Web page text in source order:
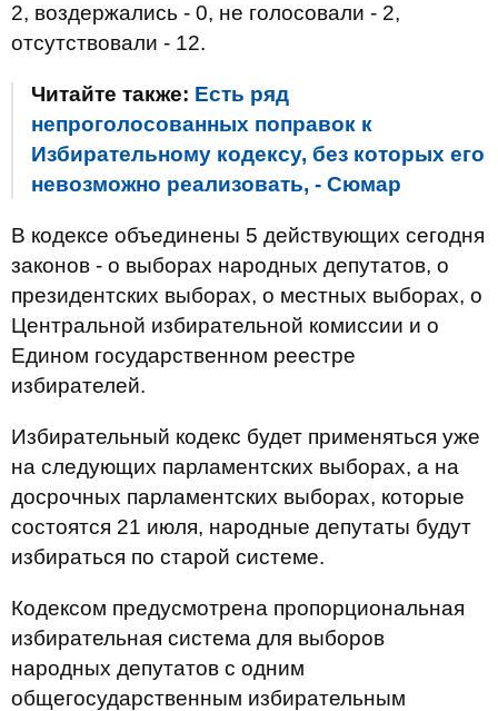
2, воздержались - 0, не голосовали - 2,
отсутствовали - 12.
Читайте также: Есть ряд
непроголосованных поправок к
Избирательному кодексу, без которых его
невозможно реализовать, - Сюмар
В кодексе объединены 5 действующих сегодня
законов - о выборах народных депутатов, о
президентских выборах, о местных выборах, о
Центральной избирательной комиссии и о
Едином государственном реестре
избирателей.
Избирательный кодекс будет применяться уже
на следующих парламентских выборах, а на
досрочных парламентских выборах, которые
состоятся 21 июля, народные депутаты будут
избираться по старой системе.
Кодексом предусмотрена пропорциональная
избирательная система для выборов
народных депутатов с одним
общегосударственным избирательным